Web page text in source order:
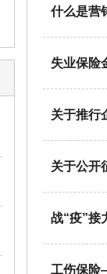
什么是营
失业保险
关于推行
关于公开
战“疫”接
工伤保